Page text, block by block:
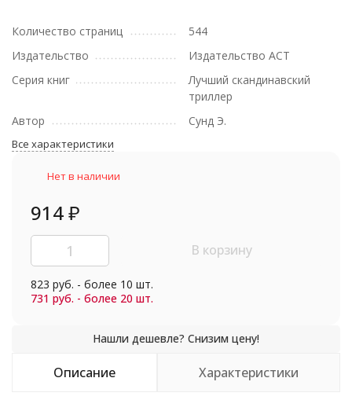
Количество страниц
544
Издательство
Издательство АСТ
Серия книг
Лучший скандинавский
триллер
Автор
Сунд Э.
Все характеристики
Нет в наличии
914₽
В корзину
823 руб. - более 10 шт.
731 руб. - более 20 шт.
Описание Характеристики